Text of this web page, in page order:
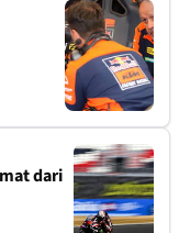
dari